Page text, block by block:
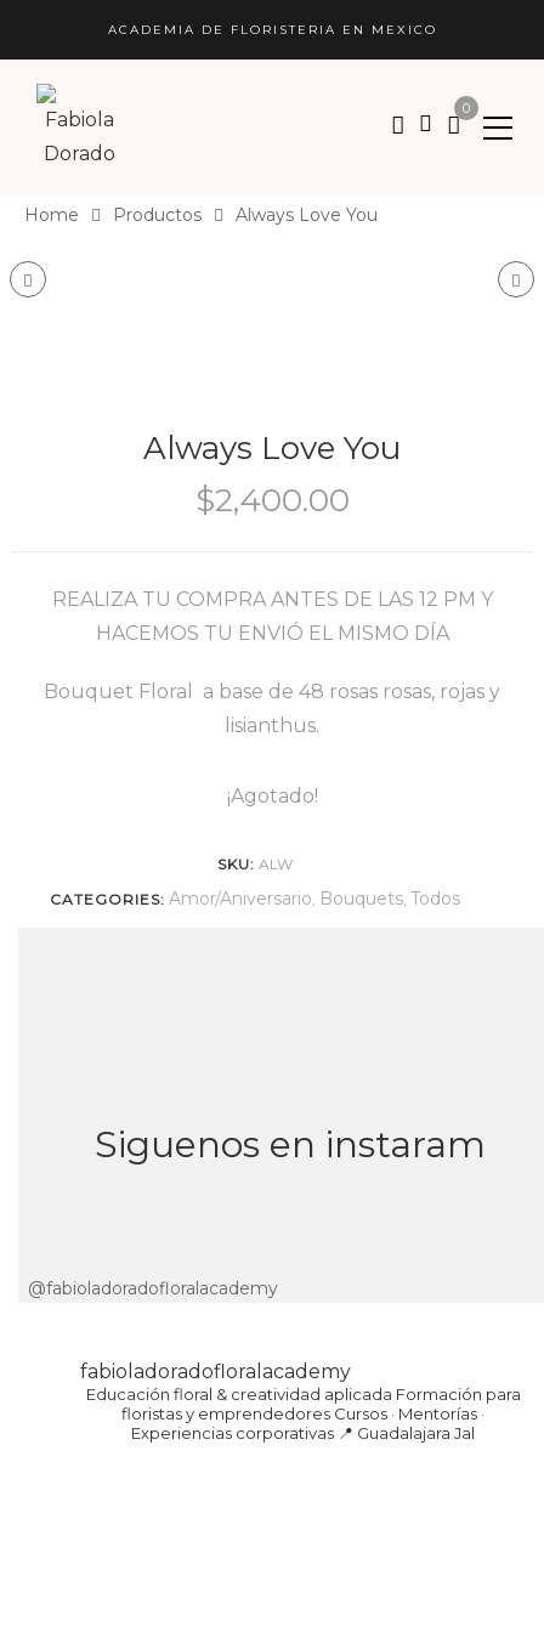
ACADEMIA DE FLORISTERIA EN MEXICO
0
Home Productos Always Love You
Product navigation
Base de Autor
Always Love You
$2,400.00
REALIZA TU COMPRA ANTES DE LAS 12 PM Y
HACEMOS TU ENVIÓ EL MISMO DÍA
Bouquet Floral a base de 48 rosas rosas, rojas y
lisianthus.
¡Agotado!
SKU: ALW
CATEGORIES: Amor/Aniversario, Bouquets, Todos
Siguenos en instaram
@fabioladoradofloralacademy
fabioladoradofloralacademy
Educación floral & creatividad aplicada Formación para
floristas y emprendedores Cursos · Mentorías ·
Experiencias corporativas 📍 Guadalajara Jal